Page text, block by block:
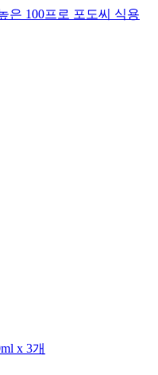
은 100프로 포도씨 식용
x 3개